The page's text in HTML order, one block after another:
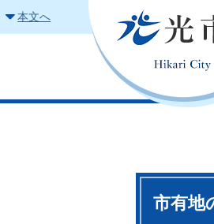
本文へ
市有地